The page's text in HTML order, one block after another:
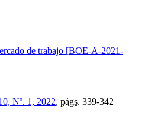
de trabajo [BOE-A-2021-
Nº. 1, 2022, págs. 339-342